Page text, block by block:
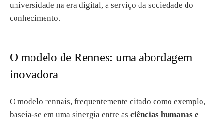
universidade na era digital, a serviço da sociedade do
conhecimento.
O modelo de Rennes: uma abordagem
inovadora
O modelo rennais, frequentemente citado como exemplo,
baseia-se em uma sinergia entre as ciências humanas e